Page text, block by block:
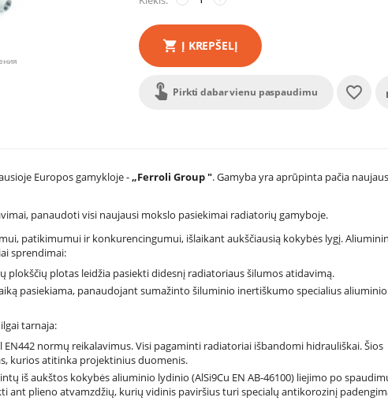
Į KREPŠELĮ
Pirkti dabar vienu paspaudimu
Europos gamykloje -„Ferroli Group ". Gamyba yra aprūpinta pačia
panaudoti visi naujausi mokslo pasiekimai radiatorių gamyboje.
patikimumui ir konkurencingumui, išlaikant aukščiausią kokybės lygį.
sprendimai:
plotas leidžia pasiekti didesnį radiatoriaus šilumos atidavimą.
pasiekiama, panaudojant sumažinto šiluminio inertiškumo specialius aliuminio
tarnaja:
normų reikalavimus. Visi pagaminti radiatoriai išbandomi hidrauliškai. Šios
kurios atitinka projektinius duomenis.
iš aukštos kokybės aliuminio lydinio (AlSi9Cu EN AB-46100) liejimo po
ant plieno atvamzdžių, kurių vidinis paviršius turi specialų antikorozinį